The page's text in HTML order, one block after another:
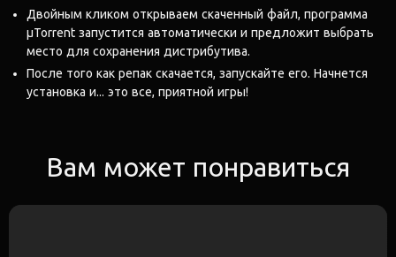
Двойным кликом открываем скаченный файл, программа
μTorrent запустится автоматически и предложит выбрать
место для сохранения дистрибутива.
После того как репак скачается, запускайте его. Начнется
установка и... это все, приятной игры!
Вам может понравиться